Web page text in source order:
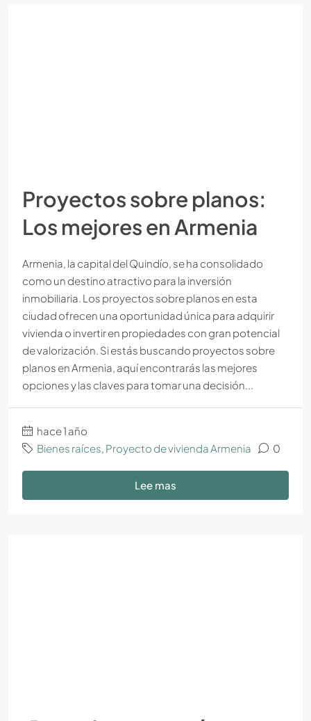
Proyectos sobre planos:
Los mejores en Armenia
Armenia, la capital del Quindío, se ha consolidado
como un destino atractivo para la inversión
inmobiliaria. Los proyectos sobre planos en esta
ciudad ofrecen una oportunidad única para adquirir
vivienda o invertir en propiedades con gran potencial
de valorización. Si estás buscando proyectos sobre
planos en Armenia, aquí encontrarás las mejores
opciones y las claves para tomar una decisión...
hace 1 año
Bienes raíces, Proyecto de vivienda Armenia 0
Lee mas